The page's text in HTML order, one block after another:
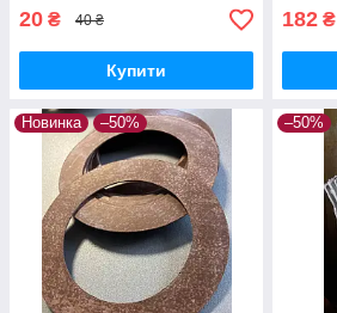
20 ₴ 40 ₴
Купити
182 ₴
Новинка –50% –50%